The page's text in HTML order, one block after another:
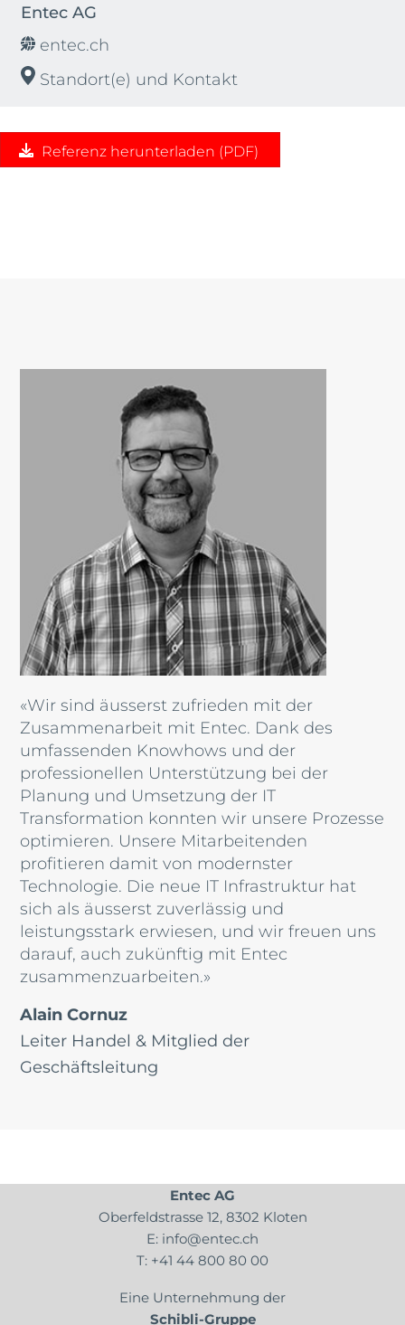
Entec AG
entec.ch
Standort(e) und Kontakt
Referenz herunterladen (PDF)
«Wir sind äusserst zufrieden mit der
Zusammenarbeit mit Entec. Dank des
umfassenden Knowhows und der
professionellen Unterstützung bei der
Planung und Umsetzung der IT
Transformation konnten wir unsere Prozesse
optimieren. Unsere Mitarbeitenden
profitieren damit von modernster
Technologie. Die neue IT Infrastruktur hat
sich als äusserst zuverlässig und
leistungsstark erwiesen, und wir freuen uns
darauf, auch zukünftig mit Entec
zusammenzuarbeiten.»
Alain Cornuz
Leiter Handel & Mitglied der
Geschäftsleitung
Entec AG
Oberfeldstrasse 12, 8302 Kloten
E: info@entec.ch
T: +41 44 800 80 00
Eine Unternehmung der
Schibli-Gruppe